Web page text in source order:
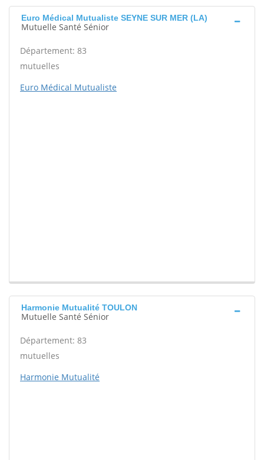
Euro Médical Mutualiste SEYNE SUR MER (LA)
Mutuelle Santé Sénior
Département: 83
mutuelles
Euro Médical Mutualiste
Harmonie Mutualité TOULON
Mutuelle Santé Sénior
Département: 83
mutuelles
Harmonie Mutualité